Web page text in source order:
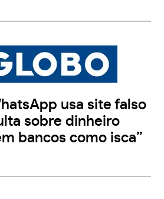
usa site falso
sobre dinheiro
bancos como isca”